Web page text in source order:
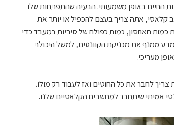
החיים באופן משמעותי. הבעיה שהתפתחות שלו
אתה צריך בעצם להכפיל או יותר את
כמות האחסון, כמות כפולה של סיביות במעבד כדי
ממנף את מכניקת הקוונטים, למשל היכולת
מעריכי.
לחבר את כל החוטים ואז לעבוד רק מולו.
אמיתי שיתחבר למחשבים הקלאסיים שלנו.